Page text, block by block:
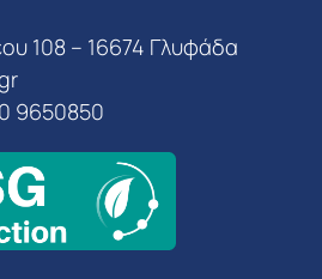
108 – 16674 Γλυφάδα
9650850